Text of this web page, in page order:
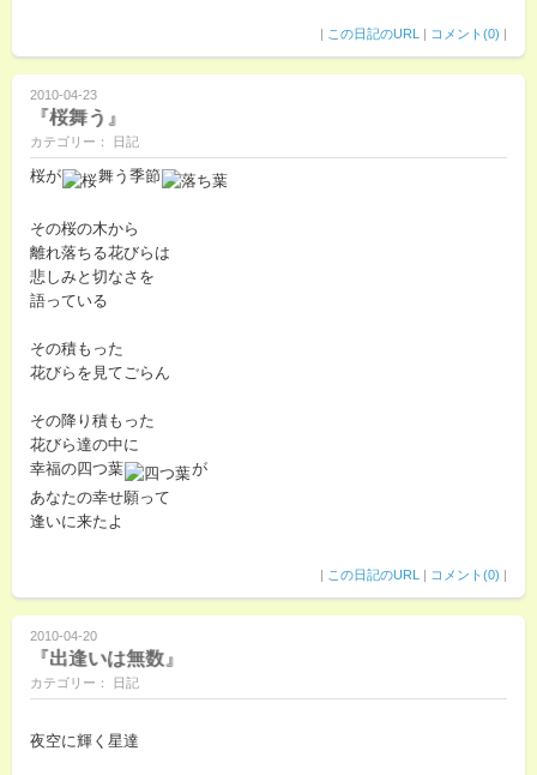
| この日記のURL | コメント(0) |
2010-04-23
『桜舞う』
カテゴリー： 日記
桜が 舞う季節
その桜の木から
離れ落ちる花びらは
悲しみと切なさを
語っている
その積もった
花びらを見てごらん
その降り積もった
花びら達の中に
幸福の四つ葉
が
あなたの幸せ願って
逢いに来たよ
| この日記のURL | コメント(0) |
2010-04-20
『出逢いは無数』
カテゴリー： 日記
夜空に輝く星達